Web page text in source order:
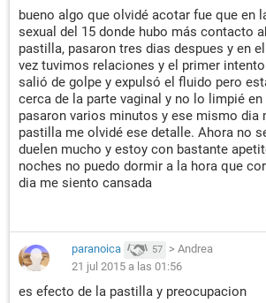
bueno algo que olvidé acotar fue que en
sexual del 15 donde hubo más contacto
pastilla, pasaron tres dias despues y en
vez tuvimos relaciones y el primer
salió de golpe y expulsó el fluido pero
cerca de la parte vaginal y no lo limpié
pasaron varios minutos y ese mismo dia
pastilla me olvidé ese detalle. Ahora no
duelen mucho y estoy con bastante
noches no puedo dormir a la hora que
dia me siento cansada
paranoica 57 > Andrea
21 jul 2015 a las 01:56
es efecto de la pastilla y preocupacion